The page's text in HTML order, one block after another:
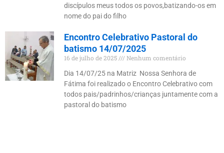
discípulos meus todos os povos,batizando-os em
nome do pai do filho
Encontro Celebrativo Pastoral do
batismo 14/07/2025
16 de julho de 2025
Nenhum comentário
Dia 14/07/25 na Matriz Nossa Senhora de
Fátima foi realizado o Encontro Celebrativo com
todos pais/padrinhos/crianças juntamente com a
pastoral do batismo